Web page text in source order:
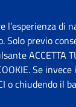
di
previo
ACCETTA
Se
o chiudendo